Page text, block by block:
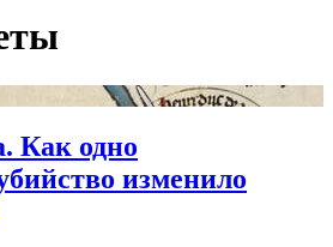
Как одно
изменило